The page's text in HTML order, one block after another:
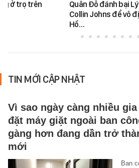
ở trọ trên
Quân Đỗ đánh bại
Collin Johns để vô
Hồ…
TIN MỚI CẬP NHẬT
Vì sao ngày càng nhiều
đặt máy giặt ngoài ban
gàng hơn đang dần trở
mới
Ban